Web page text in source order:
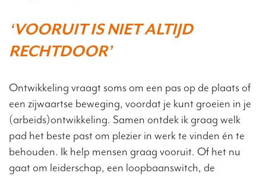
‘VOORUIT IS NIET ALTIJD
RECHTDOOR’
Ontwikkeling vraagt soms om een pas op de plaats of
een zijwaartse beweging, voordat je kunt groeien in je
(arbeids)ontwikkeling. Samen ontdek ik graag welk
pad het beste past om plezier in werk te vinden én te
behouden. Ik help mensen graag vooruit. Of het nu
gaat om leiderschap, een loopbaanswitch, de